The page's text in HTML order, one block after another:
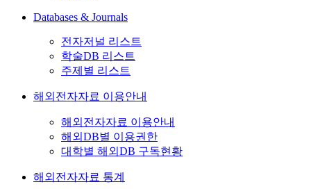
Databases & Journals
전자저널 리스트
학술DB 리스트
주제별 리스트
해외전자자료 이용안내
해외전자자료 이용안내
해외DB별 이용권한
대학별 해외DB 구독현황
해외전자자료 통계